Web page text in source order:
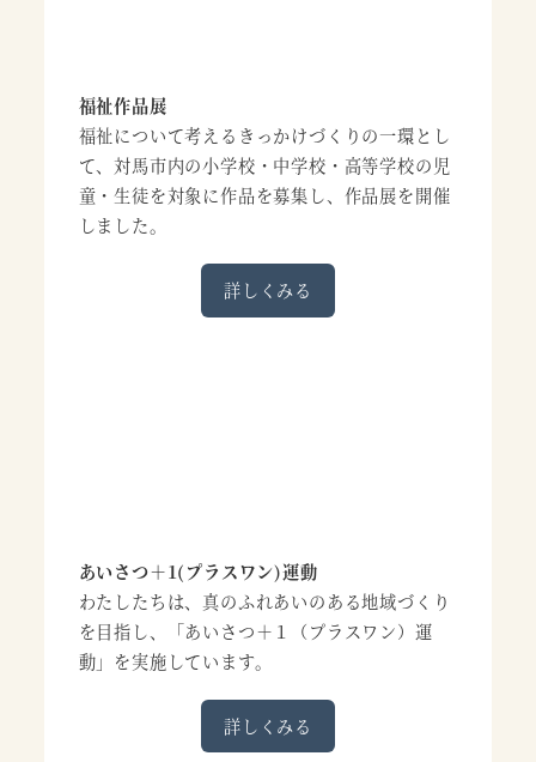
福祉作品展
福祉について考えるきっかけづくりの一環とし
て、対馬市内の小学校・中学校・高等学校の児
童・生徒を対象に作品を募集し、作品展を開催
しました。
詳しくみる
あいさつ＋1(プラスワン)運動
わたしたちは、真のふれあいのある地域づくり
を目指し、「あいさつ＋１（プラスワン）運
動」を実施しています。
詳しくみる